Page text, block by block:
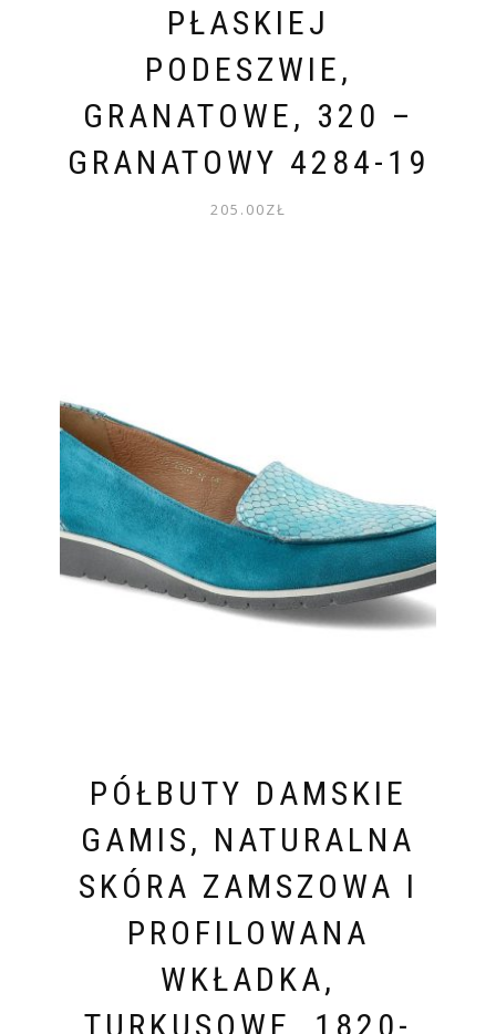
PŁASKIEJ
PODESZWIE,
GRANATOWE, 320 –
GRANATOWY 4284-19
205.00ZŁ
PÓŁBUTY DAMSKIE
GAMIS, NATURALNA
SKÓRA ZAMSZOWA I
PROFILOWANA
WKŁADKA,
TURKUSOWE, 1820-